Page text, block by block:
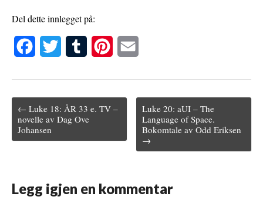
Del dette innlegget på:
e
b
k
b
t
s
Post navigation
← Luke 18: ÅR 33 e. TV –
novelle av Dag Ove
Johansen
Luke 20: aUI – The
Language of Space.
Bokomtale av Odd Eriksen
→
Legg igjen en kommentar